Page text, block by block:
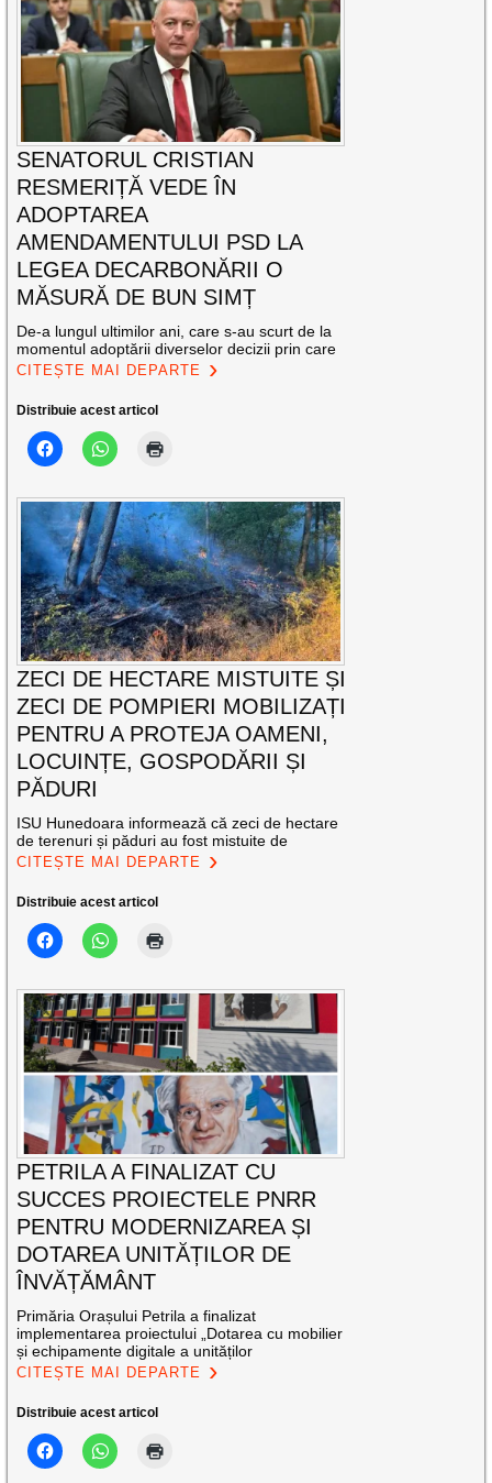
SENATORUL CRISTIAN
RESMERIȚĂ VEDE ÎN
ADOPTAREA
AMENDAMENTULUI PSD LA
LEGEA DECARBONĂRII O
MĂSURĂ DE BUN SIMȚ
De-a lungul ultimilor ani, care s-au scurt de la
momentul adoptării diverselor decizii prin care
CITEȘTE MAI DEPARTE
Distribuie acest articol
ZECI DE HECTARE MISTUITE ȘI
ZECI DE POMPIERI MOBILIZAȚI
PENTRU A PROTEJA OAMENI,
LOCUINȚE, GOSPODĂRII ȘI
PĂDURI
ISU Hunedoara informează că zeci de hectare
de terenuri și păduri au fost mistuite de
CITEȘTE MAI DEPARTE
Distribuie acest articol
PETRILA A FINALIZAT CU
SUCCES PROIECTELE PNRR
PENTRU MODERNIZAREA ȘI
DOTAREA UNITĂȚILOR DE
ÎNVĂȚĂMÂNT
Primăria Orașului Petrila a finalizat
implementarea proiectului „Dotarea cu mobilier
și echipamente digitale a unităților
CITEȘTE MAI DEPARTE
Distribuie acest articol